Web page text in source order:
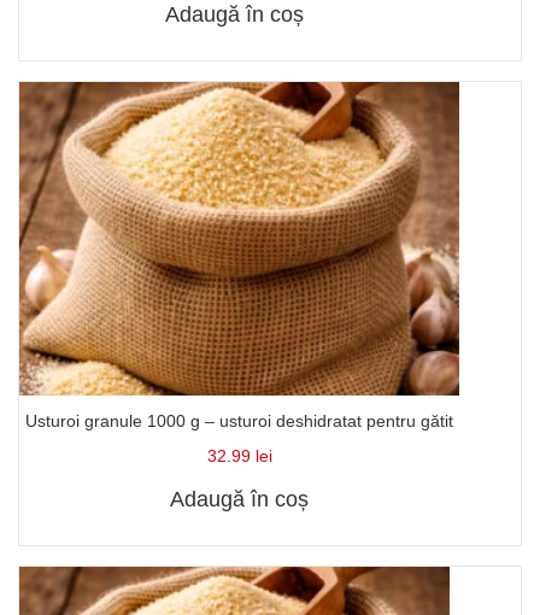
Adaugă în coș
Usturoi granule 1000 g – usturoi deshidratat pentru gătit
32.99 lei
Adaugă în coș